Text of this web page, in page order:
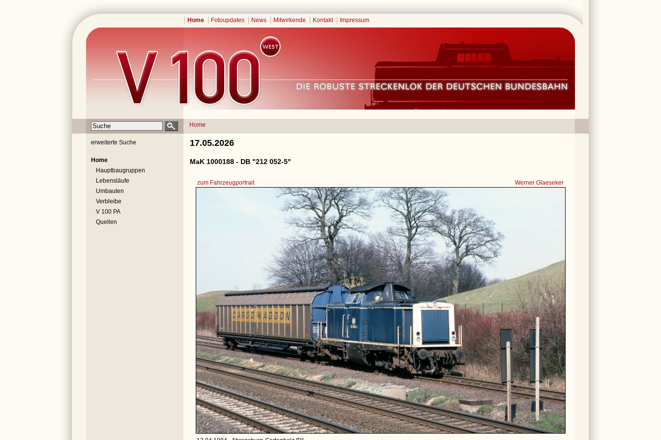
Home Fotoupdates News Mitwirkende Kontakt Impressum
Home
erweiterte Suche
Home
Hauptbaugruppen
Lebensläufe
Umbauten
Verbleibe
V 100 PA
Quellen
17.05.2026
MaK 1000188 - DB "212 052-5"
zum Fahrzeugportrait Werner Glaeseker